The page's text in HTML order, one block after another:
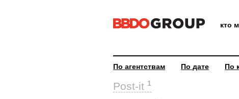
кто
По агентствам По дате По
Post-it 1